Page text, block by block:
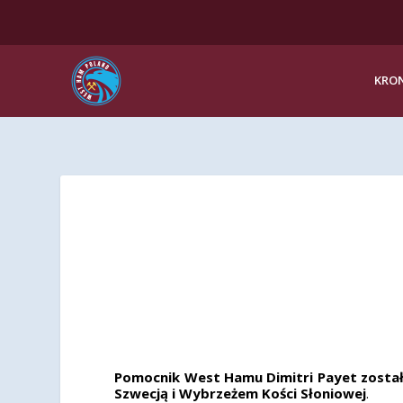
Pomocnik West Hamu Dimitri Payet
Szwecją i Wybrzeżem Kości Słoniowej.